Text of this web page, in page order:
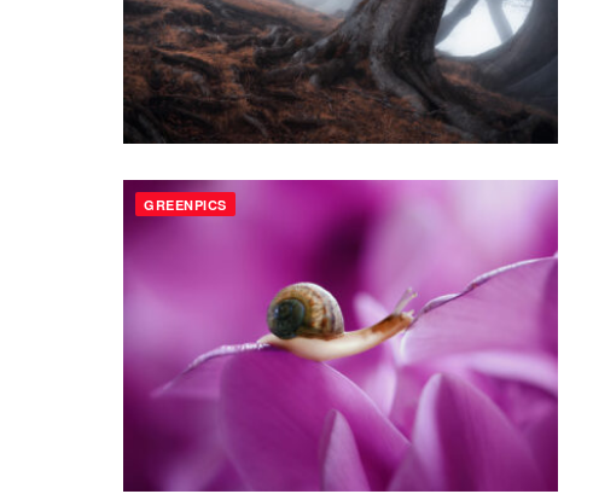
GREENPICS